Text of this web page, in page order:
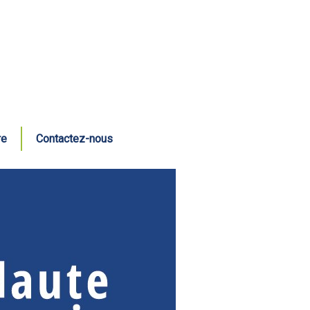
Contactez-nous